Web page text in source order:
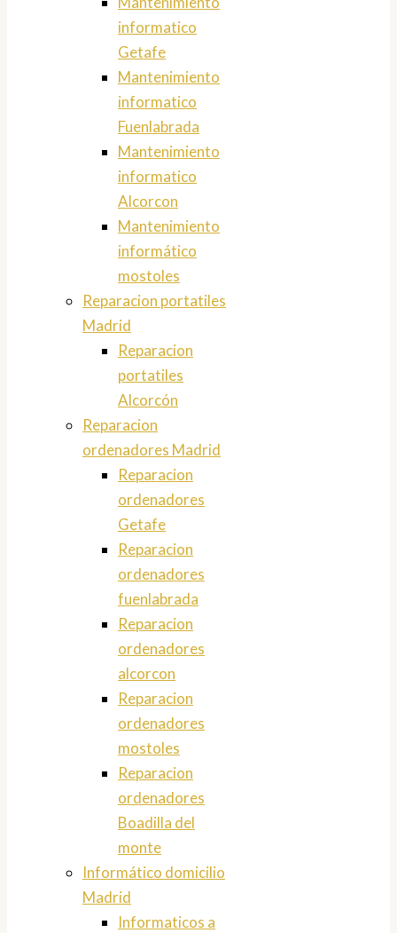
informatico
Getafe
Mantenimiento
informatico
Fuenlabrada
Mantenimiento
informatico
Alcorcon
Mantenimiento
informático
mostoles
Reparacion portatiles
Madrid
Reparacion
portatiles
Alcorcón
Reparacion
ordenadores Madrid
Reparacion
ordenadores
Getafe
Reparacion
ordenadores
fuenlabrada
Reparacion
ordenadores
alcorcon
Reparacion
ordenadores
mostoles
Reparacion
ordenadores
Boadilla del
monte
Informático domicilio
Madrid
Informaticos a